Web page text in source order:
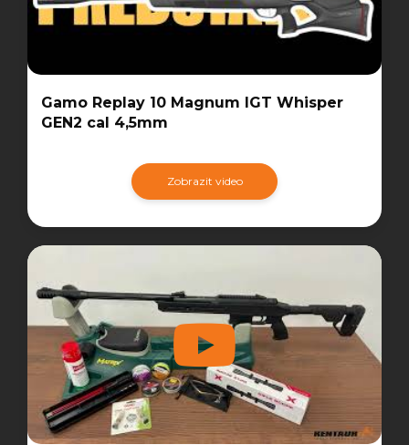
Gamo Replay 10 Magnum IGT Whisper
GEN2 cal 4,5mm
Zobrazit video